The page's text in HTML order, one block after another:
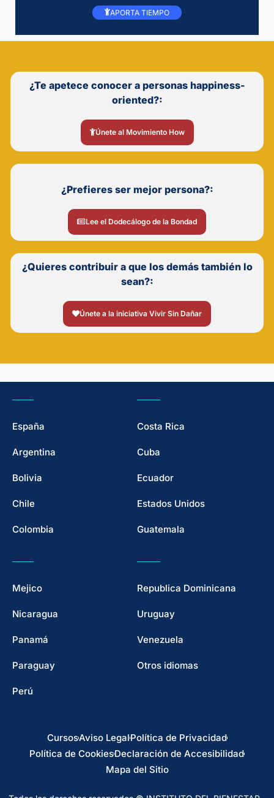
APORTA TIEMPO
¿Te apetece conocer a personas happiness-
oriented?:
Únete al Movimiento How
¿Prefieres ser mejor persona?:
Lee el Dodecálogo de la Bondad
¿Quieres contribuir a que los demás también lo
sean?:
Únete a la iniciativa Vivir Sin Dañar
España
Argentina
Bolivia
Chile
Colombia
Costa Rica
Cuba
Ecuador
Estados Unidos
Guatemala
Mejico
Nicaragua
Panamá
Paraguay
Perú
Republica Dominicana
Uruguay
Venezuela
Otros idiomas
CursosAviso LegalPolítica de Privacidad
Política de CookiesDeclaración de Accesibilidad
Mapa del Sitio